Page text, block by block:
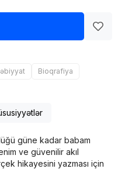
Bioqrafiya
güne kadar babam
ve güvenilir akıl
hikayesini yazması için